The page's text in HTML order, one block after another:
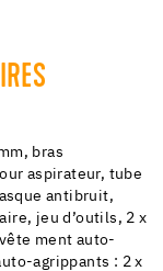
bras
aspirateur, tube
antibruit,
jeu d’outils, 2 x
ment auto-
agrippants : 2 x